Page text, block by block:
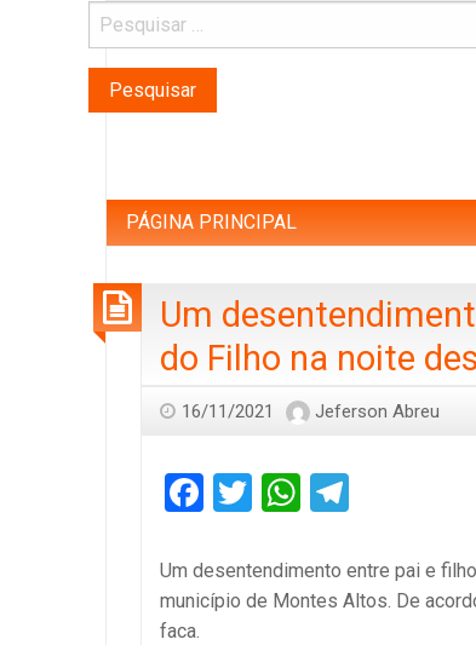
Pesquisar
por:
PÁGINA PRINCIPAL
Um
do Filho na noite
16/11/2021 Jeferson Abreu
Facebook
TwitterWhatsApp
Um desentendimento entre pai e
município de Montes Altos. De
faca.